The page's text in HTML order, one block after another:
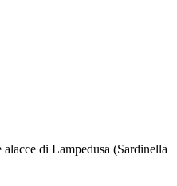
di Lampedusa (Sardinella